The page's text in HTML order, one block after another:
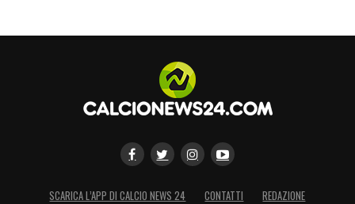
SCARICA L’APP DI CALCIO NEWS 24 CONTATTI
REDAZIONE